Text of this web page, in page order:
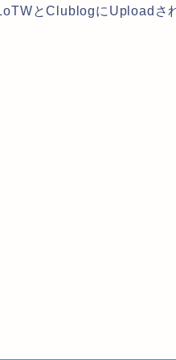
とClublogにUploadさ